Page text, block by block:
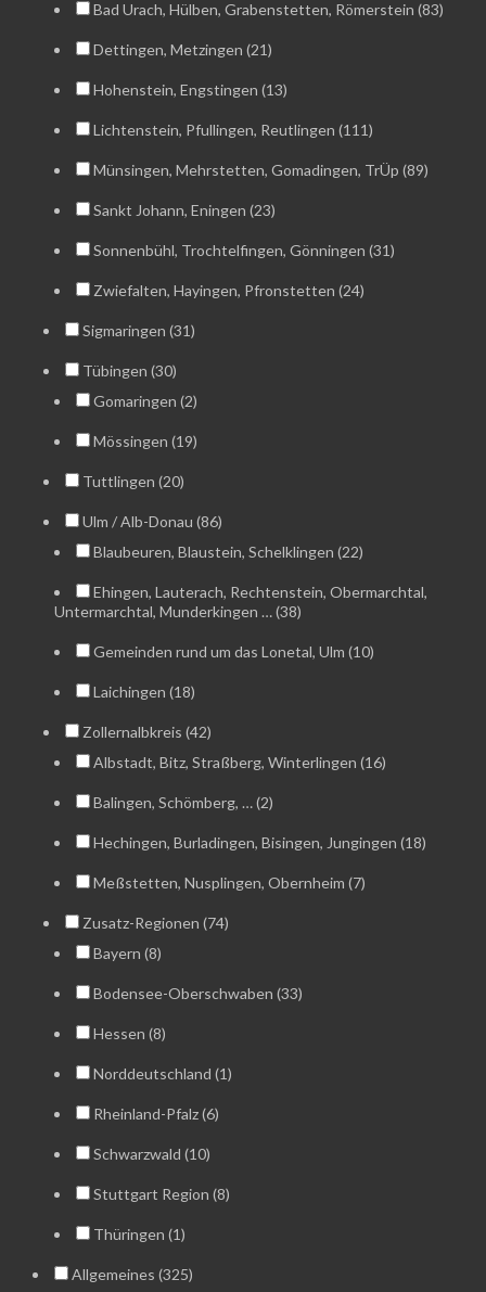
Bad Urach, Hülben, Grabenstetten, Römerstein (83)
Dettingen, Metzingen (21)
Hohenstein, Engstingen (13)
Lichtenstein, Pfullingen, Reutlingen (111)
Münsingen, Mehrstetten, Gomadingen, TrÜp (89)
Sankt Johann, Eningen (23)
Sonnenbühl, Trochtelfingen, Gönningen (31)
Zwiefalten, Hayingen, Pfronstetten (24)
Sigmaringen (31)
Tübingen (30)
Gomaringen (2)
Mössingen (19)
Tuttlingen (20)
Ulm / Alb-Donau (86)
Blaubeuren, Blaustein, Schelklingen (22)
Ehingen, Lauterach, Rechtenstein, Obermarchtal,
Untermarchtal, Munderkingen … (38)
Gemeinden rund um das Lonetal, Ulm (10)
Laichingen (18)
Zollernalbkreis (42)
Albstadt, Bitz, Straßberg, Winterlingen (16)
Balingen, Schömberg, … (2)
Hechingen, Burladingen, Bisingen, Jungingen (18)
Meßstetten, Nusplingen, Obernheim (7)
Zusatz-Regionen (74)
Bayern (8)
Bodensee-Oberschwaben (33)
Hessen (8)
Norddeutschland (1)
Rheinland-Pfalz (6)
Schwarzwald (10)
Stuttgart Region (8)
Thüringen (1)
Allgemeines (325)